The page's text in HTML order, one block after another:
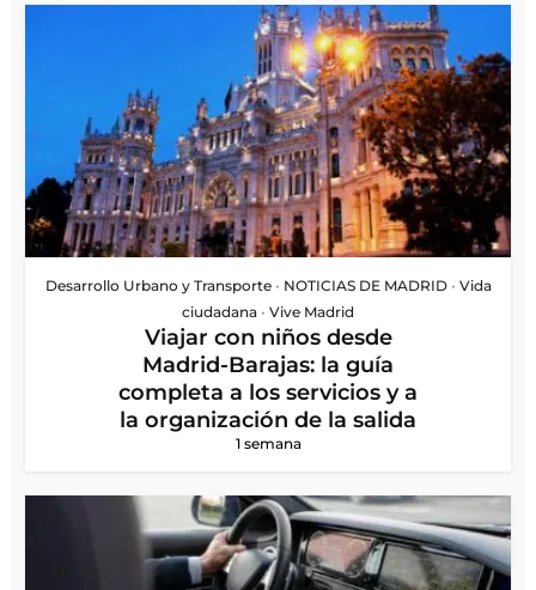
Desarrollo Urbano y Transporte • NOTICIAS DE MADRID • Vida
ciudadana • Vive Madrid
Viajar con niños desde
Madrid-Barajas: la guía
completa a los servicios y a
la organización de la salida
1 semana